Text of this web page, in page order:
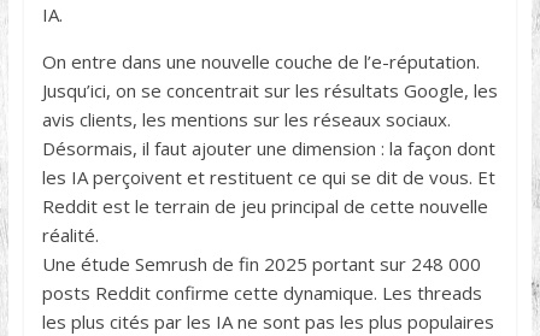
IA.
On entre dans une nouvelle couche de l’e-réputation.
Jusqu’ici, on se concentrait sur les résultats Google, les
avis clients, les mentions sur les réseaux sociaux.
Désormais, il faut ajouter une dimension : la façon dont
les IA perçoivent et restituent ce qui se dit de vous. Et
Reddit est le terrain de jeu principal de cette nouvelle
réalité.
Une étude Semrush de fin 2025 portant sur 248 000
posts Reddit confirme cette dynamique. Les threads
les plus cités par les IA ne sont pas les plus populaires